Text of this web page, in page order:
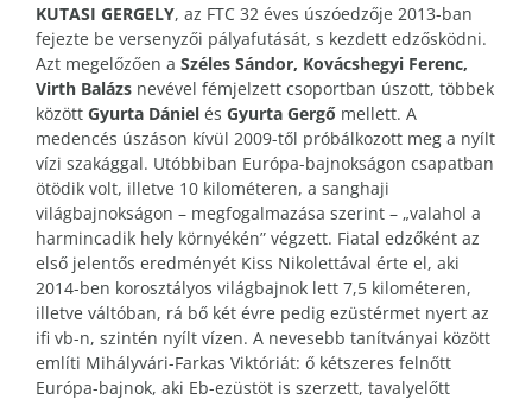
KUTASI GERGELY, az FTC 32 éves úszóedzője 2013-ban
fejezte be versenyzői pályafutását, s kezdett edzősködni.
Azt megelőzően a Széles Sándor, Kovácshegyi Ferenc,
Virth Balázs nevével fémjelzett csoportban úszott, többek
között Gyurta Dániel és Gyurta Gergő mellett. A
medencés úszáson kívül 2009-től próbálkozott meg a nyílt
vízi szakággal. Utóbbiban Európa-bajnokságon csapatban
ötödik volt, illetve 10 kilométeren, a sanghaji
világbajnokságon – megfogalmazása szerint – „valahol a
harmincadik hely környékén” végzett. Fiatal edzőként az
első jelentős eredményét Kiss Nikolettával érte el, aki
2014-ben korosztályos világbajnok lett 7,5 kilométeren,
illetve váltóban, rá bő két évre pedig ezüstérmet nyert az
ifi vb-n, szintén nyílt vízen. A nevesebb tanítványai között
említi Mihályvári-Farkas Viktóriát: ő kétszeres felnőtt
Európa-bajnok, aki Eb-ezüstöt is szerzett, tavalyelőtt